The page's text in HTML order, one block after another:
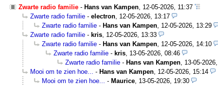
Zwarte radio familie - Hans van Kampen 12-05-2026, 11:37
Zwarte radio familie - electron 12-05-2026, 13:17
Zwarte radio familie - Hans van Kampen 12-05-2026, 13:29
Zwarte radio familie - kris 12-05-2026, 13:33
Zwarte radio familie - Hans van Kampen 12-05-2026, 14:10
Zwarte radio familie - kris 13-05-2026, 08:46
Zwarte radio familie - Hans van Kampen 13-05-
Mooi om te zien hoe...
- Hans van Kampen 12-05-2026, 15:14
Mooi om te zien hoe...
- Maurice 13-05-2026, 19:30